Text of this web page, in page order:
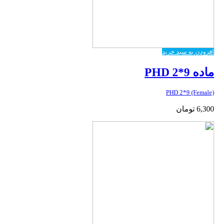
افزودن به سبد خرید
ماده PHD 2*9
PHD 2*9 (Female)
6,300 تومان